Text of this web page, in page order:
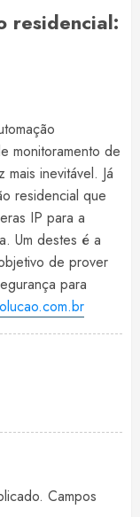
residencial:
monitoramento de
inevitável. Já
residencial que
IP para a
Um destes é a
de prover
para
Campos